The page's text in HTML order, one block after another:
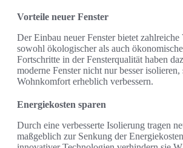
Vorteile neuer Fenster
Der Einbau neuer Fenster bietet zahlreiche
sowohl ökologischer als auch
Fortschritte in der Fensterqualität haben
moderne Fenster nicht nur besser isolieren,
Wohnkomfort erheblich verbessern.
Energiekosten sparen
Durch eine verbesserte Isolierung tragen
maßgeblich zur Senkung der